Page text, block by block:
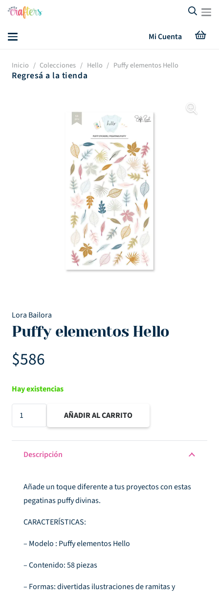
Mi Cuenta
Inicio / Colecciones / Hello / Puffy elementos Hello
Regresá a la tienda
Lora Bailora
Puffy elementos Hello
$586
Hay existencias
Puffy
elementos
cantidad
AÑADIR AL CARRITO
Descripción
Añade un toque diferente a tus proyectos con estas
pegatinas puffy divinas.
CARACTERÍSTICAS:
– Modelo : Puffy elementos Hello
– Contenido: 58 piezas
– Formas: divertidas ilustraciones de ramitas y